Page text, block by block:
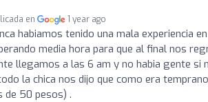
en 1 year ago
habiamos tenido una mala experiencia
media hora para que al final nos
llegamos a las 6 am y no habia gente si
la chica nos dijo que como era
de 50 pesos) .